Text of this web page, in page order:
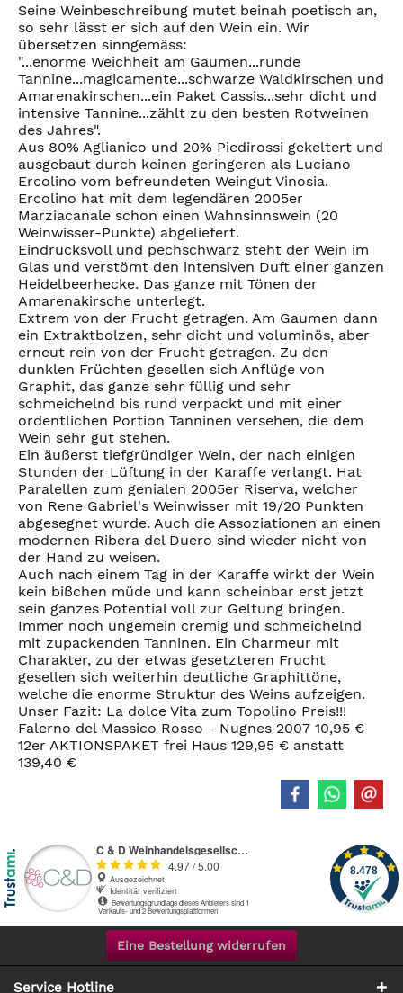
Seine Weinbeschreibung mutet beinah poetisch an,
so sehr lässt er sich auf den Wein ein. Wir
übersetzen sinngemäss:
"...enorme Weichheit am Gaumen...runde
Tannine...magicamente...schwarze Waldkirschen und
Amarenakirschen...ein Paket Cassis...sehr dicht und
intensive Tannine...zählt zu den besten Rotweinen
des Jahres".
Aus 80% Aglianico und 20% Piedirossi gekeltert und
ausgebaut durch keinen geringeren als Luciano
Ercolino vom befreundeten Weingut Vinosia.
Ercolino hat mit dem legendären 2005er
Marziacanale schon einen Wahnsinnswein (20
Weinwisser-Punkte) abgeliefert.
Eindrucksvoll und pechschwarz steht der Wein im
Glas und verstömt den intensiven Duft einer ganzen
Heidelbeerhecke. Das ganze mit Tönen der
Amarenakirsche unterlegt.
Extrem von der Frucht getragen. Am Gaumen dann
ein Extraktbolzen, sehr dicht und voluminös, aber
erneut rein von der Frucht getragen. Zu den
dunklen Früchten gesellen sich Anflüge von
Graphit, das ganze sehr füllig und sehr
schmeichelnd bis rund verpackt und mit einer
ordentlichen Portion Tanninen versehen, die dem
Wein sehr gut stehen.
Ein äußerst tiefgründiger Wein, der nach einigen
Stunden der Lüftung in der Karaffe verlangt. Hat
Paralellen zum genialen 2005er Riserva, welcher
von Rene Gabriel's Weinwisser mit 19/20 Punkten
abgesegnet wurde. Auch die Assoziationen an einen
modernen Ribera del Duero sind wieder nicht von
der Hand zu weisen.
Auch nach einem Tag in der Karaffe wirkt der Wein
kein bißchen müde und kann scheinbar erst jetzt
sein ganzes Potential voll zur Geltung bringen.
Immer noch ungemein cremig und schmeichelnd
mit zupackenden Tanninen. Ein Charmeur mit
Charakter, zu der etwas gesetzteren Frucht
gesellen sich weiterhin deutliche Graphittöne,
welche die enorme Struktur des Weins aufzeigen.
Unser Fazit: La dolce Vita zum Topolino Preis!!!
Falerno del Massico Rosso - Nugnes 2007 10,95 €
12er AKTIONSPAKET frei Haus 129,95 € anstatt
139,40 €
Eine Bestellung widerrufen
Service Hotline